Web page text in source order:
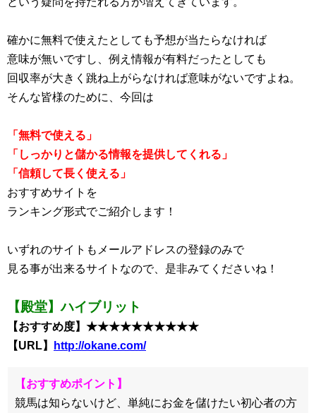
確かに無料で使えたとしても予想が当たらなければ
意味が無いですし、例え情報が有料だったとしても
回収率が大きく跳ね上がらなければ意味がないですよね。
そんな皆様のために、今回は
「無料で使える」
「しっかりと儲かる情報を提供してくれる」
「信頼して長く使える」
おすすめサイトを
ランキング形式でご紹介します！
いずれのサイトもメールアドレスの登録のみで
見る事が出来るサイトなので、是非みてくださいね！
【殿堂】ハイブリット
【おすすめ度】★★★★★★★★★★
【URL】
http://okane.com/
【おすすめポイント】
競馬は知らないけど、単純にお金を儲けたい初心者の方